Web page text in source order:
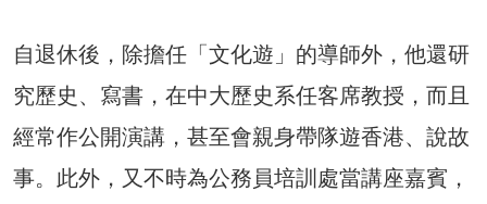
自退休後，除擔任「文化遊」的導師外，他還研
究歷史、寫書，在中大歷史系任客席教授，而且
經常作公開演講，甚至會親身帶隊遊香港、說故
事。此外，又不時為公務員培訓處當講座嘉賓，